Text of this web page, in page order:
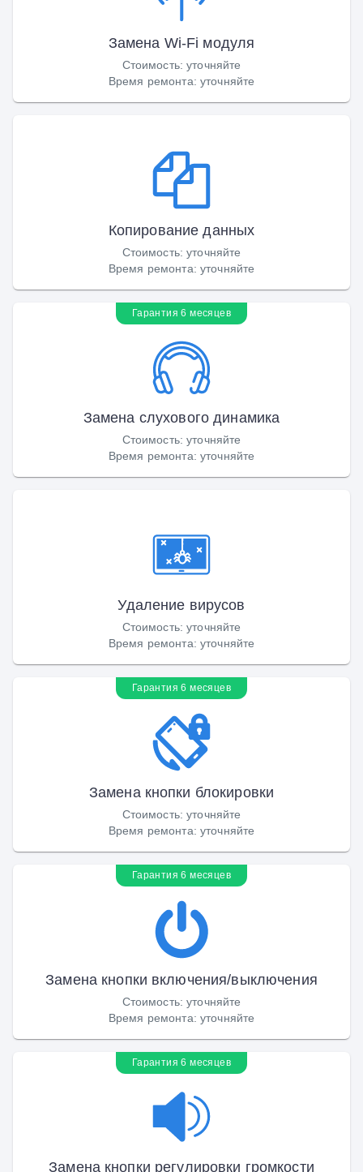
Замена Wi-Fi модуля
Стоимость:уточняйте
Время ремонта: уточняйте
Копирование данных
Стоимость:уточняйте
Время ремонта: уточняйте
Гарантия 6 месяцев
Замена слухового динамика
Стоимость:уточняйте
Время ремонта: уточняйте
Удаление вирусов
Стоимость:уточняйте
Время ремонта: уточняйте
Гарантия 6 месяцев
Замена кнопки блокировки
Стоимость:уточняйте
Время ремонта: уточняйте
Гарантия 6 месяцев
Замена кнопки включения/выключения
Стоимость:уточняйте
Время ремонта: уточняйте
Гарантия 6 месяцев
Замена кнопки регулировки громкости